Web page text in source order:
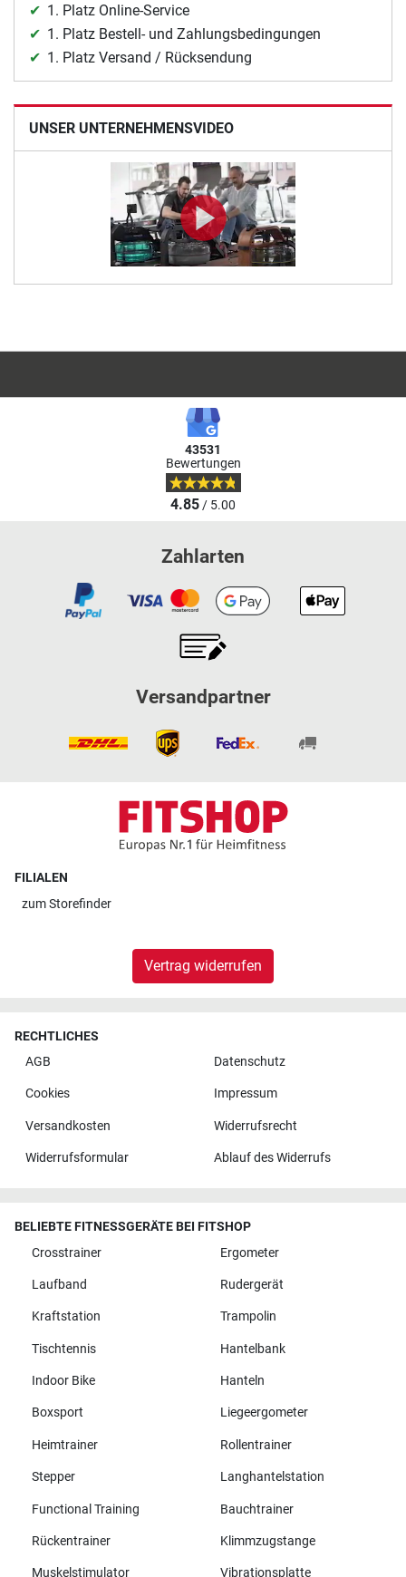
1. Platz Online-Service
1. Platz Bestell- und Zahlungsbedingungen
1. Platz Versand / Rücksendung
UNSER UNTERNEHMENSVIDEO
43531
Bewertungen
4.85/ 5.00
Zahlarten
Versandpartner
FILIALEN
zumStorefinder
Vertrag widerrufen
RECHTLICHES
AGB
Datenschutz
Cookies Impressum
Versandkosten Widerrufsrecht
Widerrufsformular Ablauf des Widerrufs
BELIEBTE FITNESSGERÄTE BEI FITSHOP
Crosstrainer
Ergometer
Laufband Rudergerät
Kraftstation Trampolin
Tischtennis Hantelbank
Indoor Bike Hanteln
Boxsport Liegeergometer
Heimtrainer Rollentrainer
Stepper Langhantelstation
Functional Training Bauchtrainer
Rückentrainer Klimmzugstange
Muskelstimulator Vibrationsplatte